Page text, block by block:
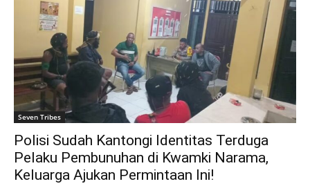
Seven Tribes
Polisi Sudah Kantongi Identitas Terduga
Pelaku Pembunuhan di Kwamki Narama,
Keluarga Ajukan Permintaan Ini!